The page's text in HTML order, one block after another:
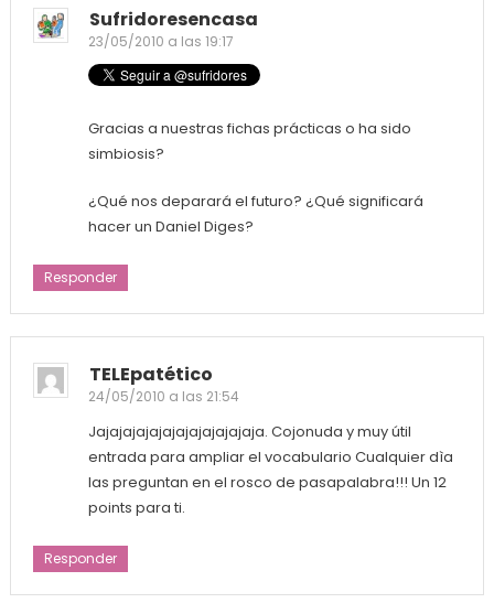
Sufridoresencasa
23/05/2010 a las 19:17
Gracias a nuestras fichas prácticas o ha sido
simbiosis?
¿Qué nos deparará el futuro? ¿Qué significará
hacer un Daniel Diges?
Responder
TELEpatético
24/05/2010 a las 21:54
Jajajajajajajajajajajajaja. Cojonuda y muy útil
entrada para ampliar el vocabulario Cualquier dìa
las preguntan en el rosco de pasapalabra!!! Un 12
points para ti.
Responder